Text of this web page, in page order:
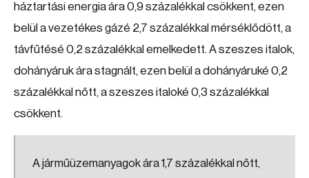
háztartási energia ára 0,9 százalékkal csökkent, ezen
belül a vezetékes gázé 2,7 százalékkal mérséklődött, a
távfűtésé 0,2 százalékkal emelkedett. A szeszes italok,
dohányáruk ára stagnált, ezen belül a dohányáruké 0,2
százalékkal nőtt, a szeszes italoké 0,3 százalékkal
csökkent.
A járműüzemanyagok ára 1,7 százalékkal nőtt,